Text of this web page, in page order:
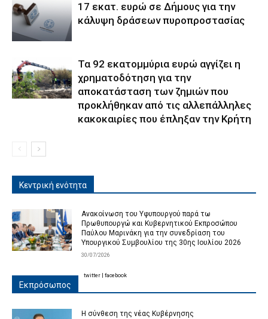
17 εκατ. ευρώ σε Δήμους για την
κάλυψη δράσεων πυροπροστασίας
Τα 92 εκατομμύρια ευρώ αγγίζει η
χρηματοδότηση για την
αποκατάσταση των ζημιών που
προκλήθηκαν από τις αλλεπάλληλες
κακοκαιρίες που έπληξαν την Κρήτη
Κεντρική ενότητα
Ανακοίνωση του Υφυπουργού παρά τω
Πρωθυπουργώ και Κυβερνητικού Εκπροσώπου
Παύλου Μαρινάκη για την συνεδρίαση του
Υπουργικού Συμβουλίου της 30ης Ιουλίου 2026
30/07/2026
Εκπρόσωπος
Η σύνθεση της νέας Κυβέρνησης
twitter facebook